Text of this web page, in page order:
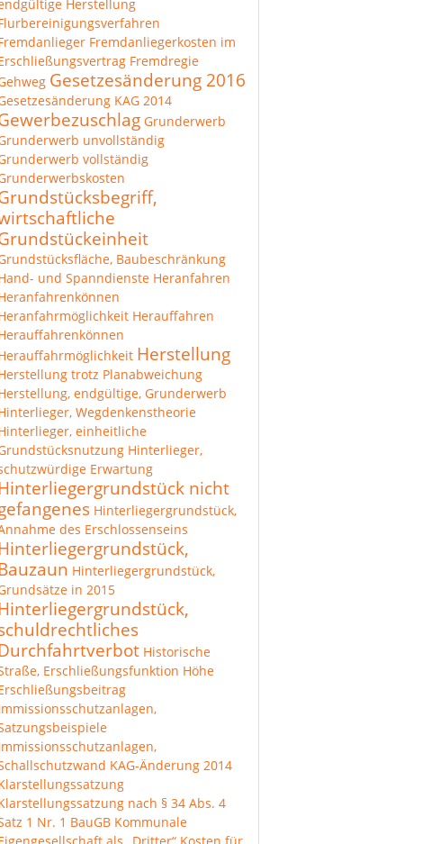
Herstellung
Fremdanliegerkosten im
Fremdregie
Gesetzesänderung 2016
KAG 2014
Grunderwerb
unvollständig
vollständig
Baubeschränkung
und Spanndienste Heranfahren
Herauffahren
Herstellung
trotz Planabweichung
endgültige, Grunderwerb
Wegdenkenstheorie
einheitliche
Hinterlieger,
Erwartung
nicht
Hinterliegergrundstück,
des Erschlossenseins
Hinterliegergrundstück,
in 2015
Historische
Erschließungsfunktion Höhe
KAG-Änderung 2014
nach § 34 Abs. 4
1 Nr. 1 BauGB Kommunale